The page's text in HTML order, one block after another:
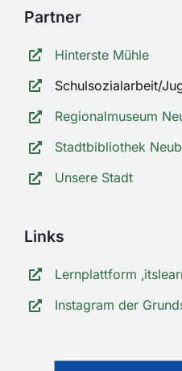
Partner
Hinterste Mühle
Schulsozialarbeit/
Regionalmuseum
Stadtbibliothek
Unsere Stadt
Links
Lernplattform
Instagram der